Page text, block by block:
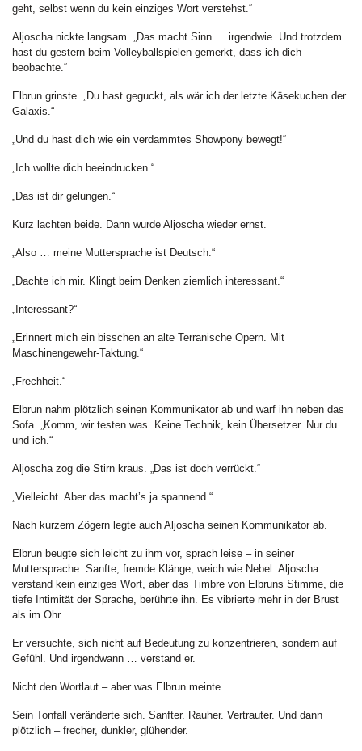
geht, selbst wenn du kein einziges Wort verstehst.“
Aljoscha nickte langsam. „Das macht Sinn … irgendwie. Und trotzdem
hast du gestern beim Volleyballspielen gemerkt, dass ich dich
beobachte.“
Elbrun grinste. „Du hast geguckt, als wär ich der letzte Käsekuchen der
Galaxis.“
„Und du hast dich wie ein verdammtes Showpony bewegt!“
„Ich wollte dich beeindrucken.“
„Das ist dir gelungen.“
Kurz lachten beide. Dann wurde Aljoscha wieder ernst.
„Also … meine Muttersprache ist Deutsch.“
„Dachte ich mir. Klingt beim Denken ziemlich interessant.“
„Interessant?“
„Erinnert mich ein bisschen an alte Terranische Opern. Mit
Maschinengewehr-Taktung.“
„Frechheit.“
Elbrun nahm plötzlich seinen Kommunikator ab und warf ihn neben das
Sofa. „Komm, wir testen was. Keine Technik, kein Übersetzer. Nur du
und ich.“
Aljoscha zog die Stirn kraus. „Das ist doch verrückt.“
„Vielleicht. Aber das macht’s ja spannend.“
Nach kurzem Zögern legte auch Aljoscha seinen Kommunikator ab.
Elbrun beugte sich leicht zu ihm vor, sprach leise – in seiner
Muttersprache. Sanfte, fremde Klänge, weich wie Nebel. Aljoscha
verstand kein einziges Wort, aber das Timbre von Elbruns Stimme, die
tiefe Intimität der Sprache, berührte ihn. Es vibrierte mehr in der Brust
als im Ohr.
Er versuchte, sich nicht auf Bedeutung zu konzentrieren, sondern auf
Gefühl. Und irgendwann … verstand er.
Nicht den Wortlaut – aber was Elbrun meinte.
Sein Tonfall veränderte sich. Sanfter. Rauher. Vertrauter. Und dann
plötzlich – frecher, dunkler, glühender.